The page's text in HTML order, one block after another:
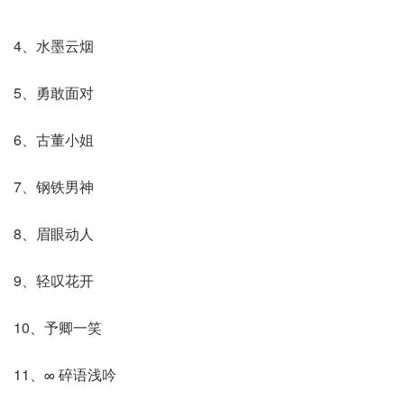
4、水墨云烟
5、勇敢面对
6、古董小姐
7、钢铁男神
8、眉眼动人
9、轻叹花开
10、予卿一笑
11、∞ 碎语浅吟